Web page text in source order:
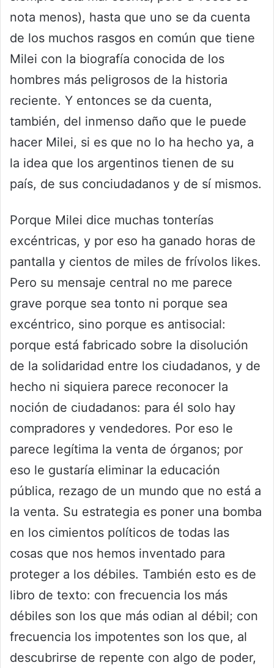
nota menos), hasta que uno se da cuenta
de los muchos rasgos en común que tiene
Milei con la biografía conocida de los
hombres más peligrosos de la historia
reciente. Y entonces se da cuenta,
también, del inmenso daño que le puede
hacer Milei, si es que no lo ha hecho ya, a
la idea que los argentinos tienen de su
país, de sus conciudadanos y de sí mismos.
Porque Milei dice muchas tonterías
excéntricas, y por eso ha ganado horas de
pantalla y cientos de miles de frívolos likes.
Pero su mensaje central no me parece
grave porque sea tonto ni porque sea
excéntrico, sino porque es antisocial:
porque está fabricado sobre la disolución
de la solidaridad entre los ciudadanos, y de
hecho ni siquiera parece reconocer la
noción de ciudadanos: para él solo hay
compradores y vendedores. Por eso le
parece legítima la venta de órganos; por
eso le gustaría eliminar la educación
pública, rezago de un mundo que no está a
la venta. Su estrategia es poner una bomba
en los cimientos políticos de todas las
cosas que nos hemos inventado para
proteger a los débiles. También esto es de
libro de texto: con frecuencia los más
débiles son los que más odian al débil; con
frecuencia los impotentes son los que, al
descubrirse de repente con algo de poder,